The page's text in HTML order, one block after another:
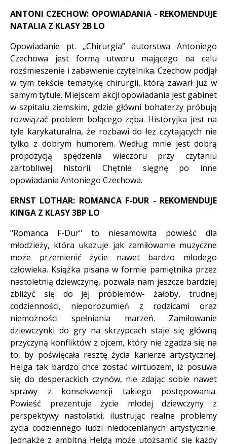
ANTONI CZECHOW: OPOWIADANIA - REKOMENDUJE
NATALIA Z KLASY 2B LO
Opowiadanie pt. „Chirurgia” autorstwa Antoniego
Czechowa jest formą utworu mającego na celu
rozśmieszenie i zabawienie czytelnika. Czechow podjął
w tym tekście tematykę chirurgii, którą zawarł już w
samym tytule. Miejscem akcji opowiadania jest gabinet
w szpitalu ziemskim, gdzie główni bohaterzy próbują
rozwiązać problem bolącego zęba. Historyjka jest na
tyle karykaturalna, że rozbawi do łez czytających nie
tylko z dobrym humorem. Według mnie jest dobrą
propozycją spędzenia wieczoru przy czytaniu
żartobliwej historii. Chętnie sięgnę po inne
opowiadania Antoniego Czechowa.
ERNST LOTHAR: ROMANCA F-DUR - REKOMENDUJE
KINGA Z KLASY 3BP LO
"Romanca F-Dur" to niesamowita powieść dla
młodzieży, która ukazuje jak zamiłowanie muzyczne
może przemienić życie nawet bardzo młodego
człowieka. Książka pisana w formie pamiętnika przez
nastoletnią dziewczynę, pozwala nam jeszcze bardziej
zbliżyć się do jej problemów- żałoby, trudnej
codzienności, nieporozumień z rodzicami oraz
niemożności spełniania marzeń. Zamiłowanie
dziewczynki do gry na skrzypcach staje się główną
przyczyną konfliktów z ojcem, który nie zgadza się na
to, by poświęcała resztę życia karierze artystycznej.
Helga tak bardzo chce zostać wirtuozem, iż posuwa
się do desperackich czynów, nie zdając sobie nawet
sprawy z konsekwencji takiego postępowania.
Powieść prezentuje życie młodej dziewczyny z
perspektywy nastolatki, ilustrując realne problemy
życia codziennego ludzi niedocenianych artystycznie.
Jednakże z ambitną Helgą może utożsamić się każdy